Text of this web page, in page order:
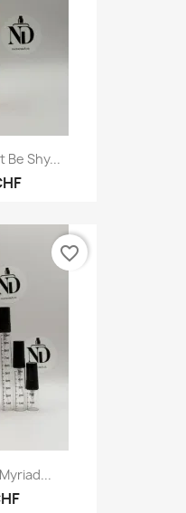
Be Shy...
favorite_border